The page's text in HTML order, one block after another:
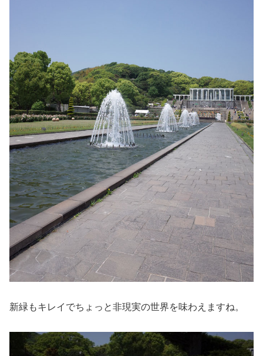
新緑もキレイでちょっと非現実の世界を味わえますね。